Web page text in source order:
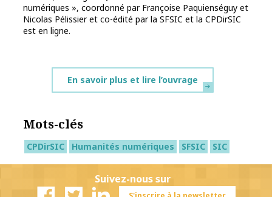
numériques », coordonné par Françoise Paquienséguy et
Nicolas Pélissier et co-édité par la SFSIC et la CPDirSIC
est en ligne.
En savoir plus et lire l’ouvrage
Mots-clés
CPDirSIC Humanités numériques SFSIC SIC
Suivez-nous sur